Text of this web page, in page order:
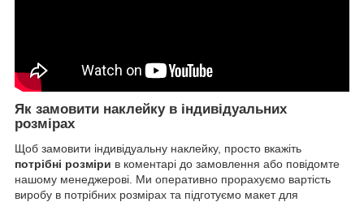
Як замовити наклейку в індивідуальних
розмірах
Щоб замовити індивідуальну наклейку, просто вкажіть
потрібні розміри в коментарі до замовлення або повідомте
нашому менеджерові. Ми оперативно прорахуємо вартість
виробу в потрібних розмірах та підготуємо макет для